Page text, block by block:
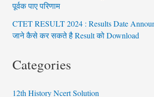
पूर्वक पाए परिणाम
CTET RESULT 2024 : Results Date
जाने कैसे कर सकते है Result को Download
Categories
12th History Ncert Solution